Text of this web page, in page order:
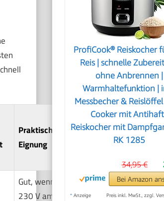
Praktische
Eignung
Gut, wenn du
230 V am
ProfiCook® Reiskocher
Reis | schnelle
ohne Anbrennen |
Warmhaltefunktion |
Messbecher & Reislöffel
Cooker mit Antihaft |
Reiskocher mit
RK 1285
34,95 €
Bei Amazon
* Anzeige Preis inkl. MwSt., zzgl.